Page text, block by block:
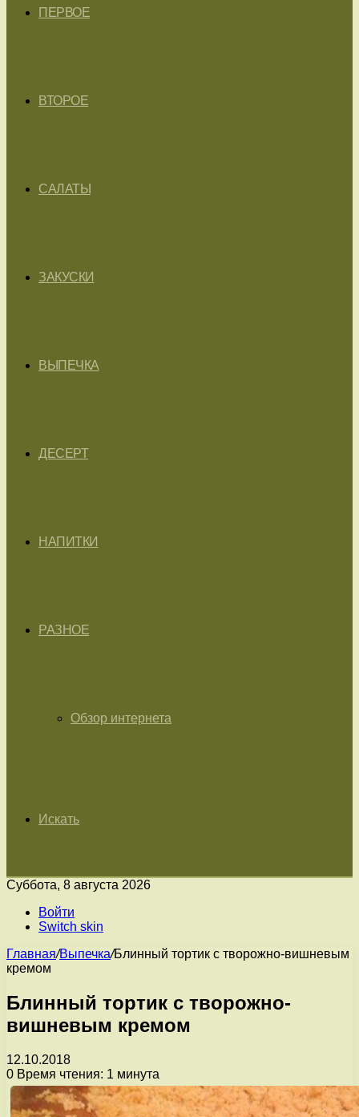
ПЕРВОЕ
ВТОРОЕ
САЛАТЫ
ЗАКУСКИ
ВЫПЕЧКА
ДЕСЕРТ
НАПИТКИ
РАЗНОЕ
Обзор интернета
Искать
Суббота, 8 августа 2026
Войти
Switch skin
Главная/Выпечка/Блинный тортик с творожно-вишневым
кремом
Блинный тортик с творожно-
вишневым кремом
12.10.2018
0 Время чтения: 1 минута